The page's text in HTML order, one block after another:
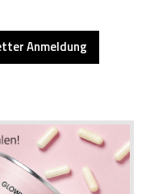
Anmeldung